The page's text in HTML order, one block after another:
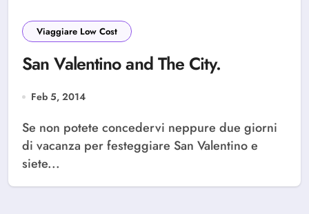
Viaggiare Low Cost
San Valentino and The City.
Feb 5, 2014
Se non potete concedervi neppure due giorni
di vacanza per festeggiare San Valentino e
siete...